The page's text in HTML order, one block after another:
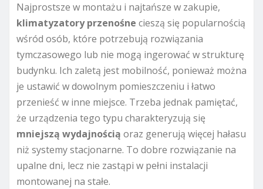
Najprostsze w montażu i najtańsze w zakupie,
klimatyzatory przenośne cieszą się popularnością
wśród osób, które potrzebują rozwiązania
tymczasowego lub nie mogą ingerować w strukturę
budynku. Ich zaletą jest mobilność, ponieważ można
je ustawić w dowolnym pomieszczeniu i łatwo
przenieść w inne miejsce. Trzeba jednak pamiętać,
że urządzenia tego typu charakteryzują się
mniejszą wydajnością oraz generują więcej hałasu
niż systemy stacjonarne. To dobre rozwiązanie na
upalne dni, lecz nie zastąpi w pełni instalacji
montowanej na stałe.